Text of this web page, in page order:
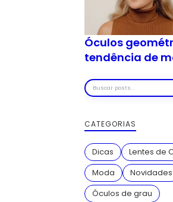
Óculos
tendência de
Buscar
posts
CATEGORIAS
Dicas
Lentes de
Moda
Novidades
Óculos de grau